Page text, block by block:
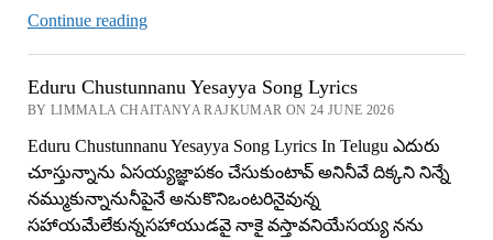
Continue readingYevaru
Song
In
Telugu
Eduru Chustunnanu Yesayya Song Lyrics
BY LIMMALA CHAITANYA RAJKUMAR ON 24 JUNE 2026
Eduru Chustunnanu Yesayya Song Lyrics In Telugu ఎదురు
చూస్తున్నాను ఏసయ్యజ్ఞాపకం చేసుకుంటావ్ అనినీవే దిక్కని నిన్నే
నమ్ముకున్నానునీపైనే అనుకొనిఒంటరినైవున్న
సహాయమేలేకున్నసహాయుడవై నాకై వస్తావనియేసయ్య నను